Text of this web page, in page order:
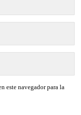
este navegador para la